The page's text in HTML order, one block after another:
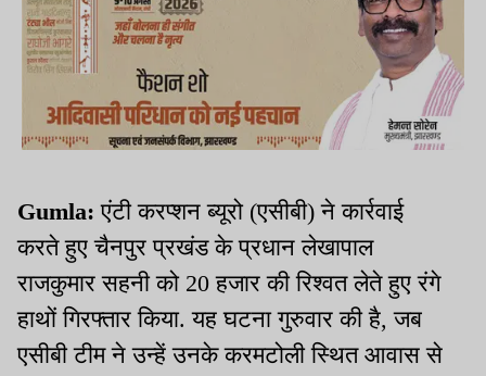
Gumla:एंटी करप्शन ब्यूरो (एसीबी) ने कार्रवाई
करते हुए चैनपुर प्रखंड के प्रधान लेखापाल
राजकुमार सहनी को 20 हजार की रिश्वत लेते हुए रंगे
हाथों गिरफ्तार किया. यह घटना गुरुवार की है, जब
एसीबी टीम ने उन्हें उनके करमटोली स्थित आवास से